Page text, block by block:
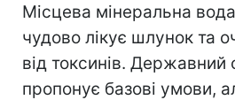
Місцева мінеральна
чудово лікує шлунок та
від токсинів. Державний
пропонує базові умови,